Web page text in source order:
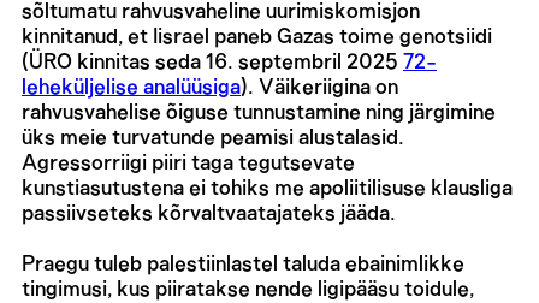
sõltumatu rahvusvaheline uurimiskomisjon
kinnitanud, et Iisrael paneb Gazas toime genotsiidi
(ÜRO kinnitas seda 16. septembril 2025 72-
leheküljelise analüüsiga). Väikeriigina on
rahvusvahelise õiguse tunnustamine ning järgimine
üks meie turvatunde peamisi alustalasid.
Agressorriigi piiri taga tegutsevate
kunstiasutustena ei tohiks me apoliitilisuse klausliga
passiivseteks kõrvaltvaatajateks jääda.
Praegu tuleb palestiinlastel taluda ebainimlikke
tingimusi, kus piiratakse nende ligipääsu toidule,